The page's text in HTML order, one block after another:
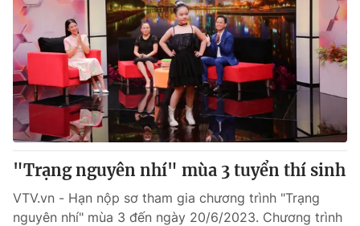
"Trạng nguyên nhí" mùa 3 tuyển thí sinh
VTV.vn - Hạn nộp sơ tham gia chương trình "Trạng
nguyên nhí" mùa 3 đến ngày 20/6/2023. Chương trình